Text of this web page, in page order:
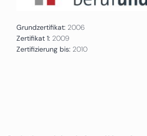
Grundzertifikat: 2006
Zertifikat 1: 2009
Zertifizierung bis: 2010